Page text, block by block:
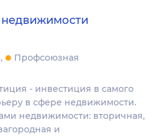
Профсоюзная
- инвестиция в самого
в сфере недвижимости.
недвижимости: вторичная,
и